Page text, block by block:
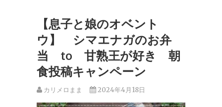
【息子と娘のオベント
ウ】 シマエナガのお弁
当 to 甘熟王が好き 朝
食投稿キャンペーン
カリメロまま 2024年4月18日